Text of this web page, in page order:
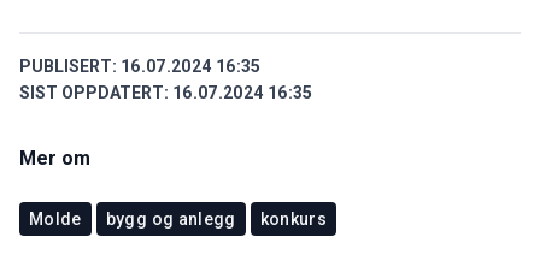
PUBLISERT: 16.07.2024 16:35
SIST OPPDATERT: 16.07.2024 16:35
Mer om
Molde bygg og anlegg konkurs